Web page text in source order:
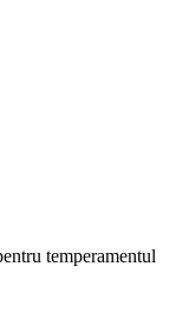
temperamentul